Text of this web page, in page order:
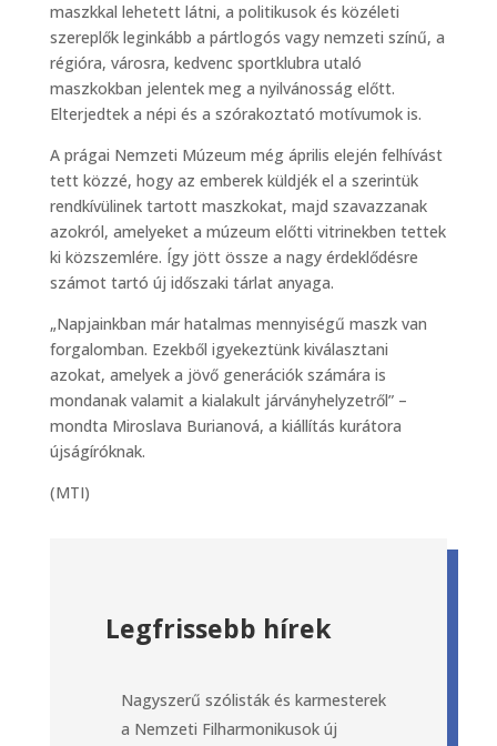
maszkkal lehetett látni, a politikusok és közéleti
szereplők leginkább a pártlogós vagy nemzeti színű, a
régióra, városra, kedvenc sportklubra utaló
maszkokban jelentek meg a nyilvánosság előtt.
Elterjedtek a népi és a szórakoztató motívumok is.
A prágai Nemzeti Múzeum még április elején felhívást
tett közzé, hogy az emberek küldjék el a szerintük
rendkívülinek tartott maszkokat, majd szavazzanak
azokról, amelyeket a múzeum előtti vitrinekben tettek
ki közszemlére. Így jött össze a nagy érdeklődésre
számot tartó új időszaki tárlat anyaga.
„Napjainkban már hatalmas mennyiségű maszk van
forgalomban. Ezekből igyekeztünk kiválasztani
azokat, amelyek a jövő generációk számára is
mondanak valamit a kialakult járványhelyzetről” –
mondta Miroslava Burianová, a kiállítás kurátora
újságíróknak.
(MTI)
Legfrissebb hírek
Nagyszerű szólisták és karmesterek
a Nemzeti Filharmonikusok új